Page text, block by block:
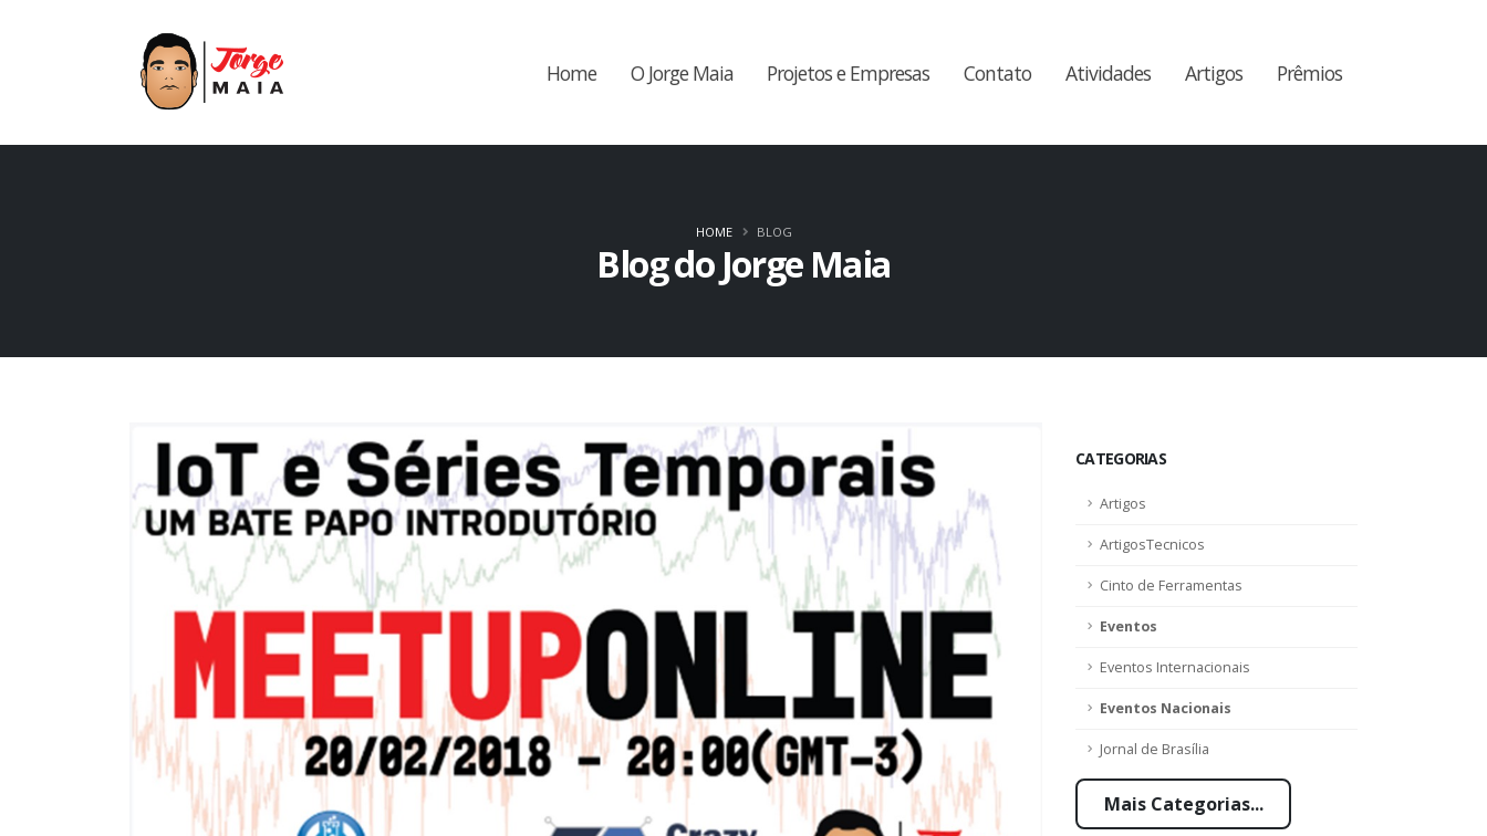
Home O Jorge Maia Projetos e Empresas Contato Atividades Artigos Prêmios
Blog do Jorge Maia
HOME BLOG
CATEGORIAS
Artigos
ArtigosTecnicos
Cinto de Ferramentas
Eventos
Eventos Internacionais
Eventos Nacionais
Jornal de Brasília
Mais Categorias...